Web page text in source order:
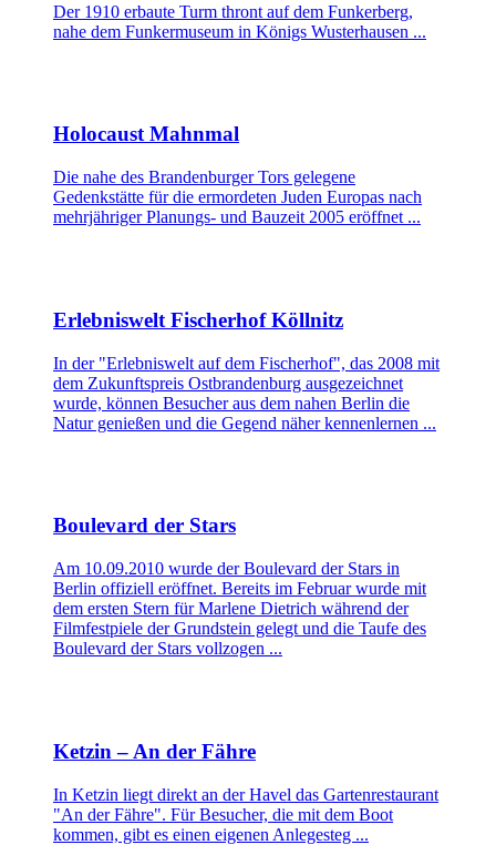
Der 1910 erbaute Turm thront auf dem Funkerberg,
nahe dem Funkermuseum in Königs Wusterhausen ...
Holocaust Mahnmal
Die nahe des Brandenburger Tors gelegene
Gedenkstätte für die ermordeten Juden Europas nach
mehrjähriger Planungs- und Bauzeit 2005 eröffnet ...
Erlebniswelt Fischerhof Köllnitz
In der "Erlebniswelt auf dem Fischerhof", das 2008 mit
dem Zukunftspreis Ostbrandenburg ausgezeichnet
wurde, können Besucher aus dem nahen Berlin die
Natur genießen und die Gegend näher kennenlernen ...
Boulevard der Stars
Am 10.09.2010 wurde der Boulevard der Stars in
Berlin offiziell eröffnet. Bereits im Februar wurde mit
dem ersten Stern für Marlene Dietrich während der
Filmfestpiele der Grundstein gelegt und die Taufe des
Boulevard der Stars vollzogen ...
Ketzin – An der Fähre
In Ketzin liegt direkt an der Havel das Gartenrestaurant
"An der Fähre". Für Besucher, die mit dem Boot
kommen, gibt es einen eigenen Anlegesteg ...